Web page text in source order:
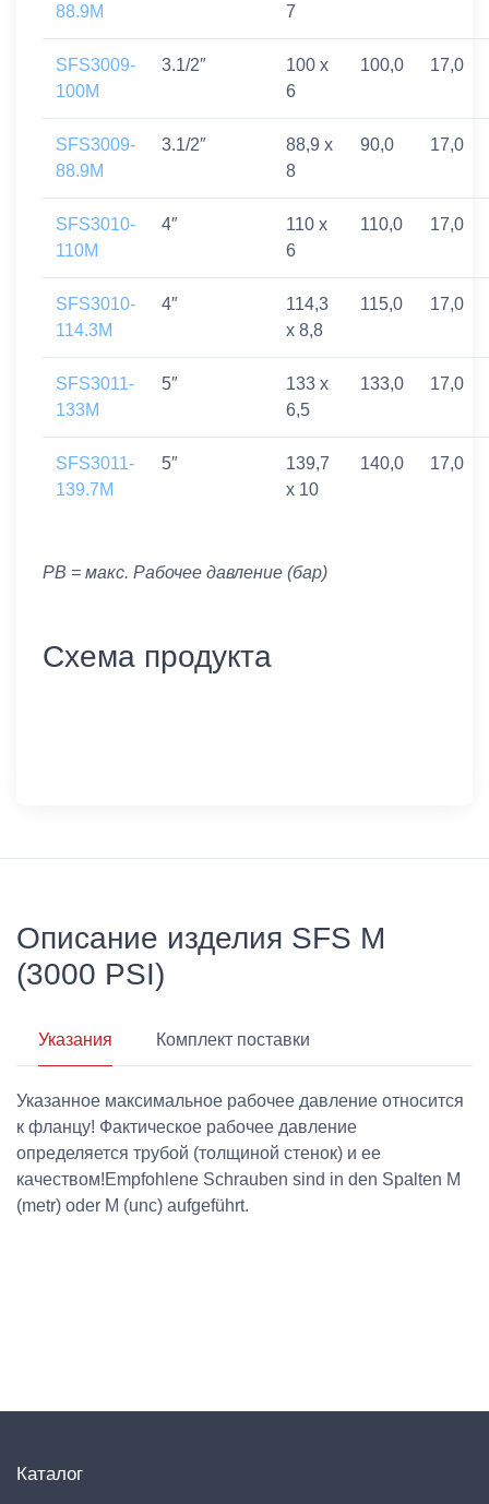
88.9M
7
SFS3009-
100M
3.1/2″
100 x
6
100,0 17,0
SFS3009-
88.9M
3.1/2″
88,9 x
8
90,0 17,0
SFS3010-
110M
4″
110 x
6
110,0 17,0
SFS3010-
114.3M
4″
114,3
x 8,8
115,0 17,0
SFS3011-
133M
5″
133 x
6,5
133,0 17,0
SFS3011-
139.7M
5″
139,7
x 10
140,0 17,0
PB = макс. Рабочее давление (бар)
Схема продукта
Описание изделия SFS M
(3000 PSI)
Указания Комплект поставки
Указанное максимальное рабочее давление относится
к фланцу! Фактическое рабочее давление
определяется трубой (толщиной стенок) и ее
качеством!Empfohlene Schrauben sind in den Spalten M
(metr) oder M (unc) aufgeführt.
Каталог